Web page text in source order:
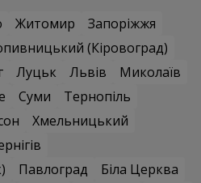
Житомир
Запоріжжя
(Кіровоград)
Луцьк Львів
Миколаїв
Суми
Тернопіль
Хмельницький
Павлоград
Біла Церква